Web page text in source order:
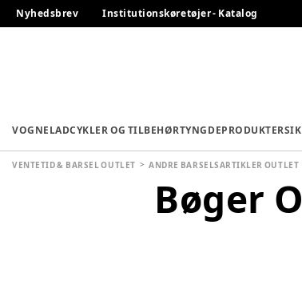
Nyhedsbrev Institutionskøretøjer - Katalog
VOGNELADCYKLER OG TILBEHØRTYNGDEPRODUKTER
VENTETID & BARSEL OUTLET ANDRE BARSELSARTIKLER OUTLET
Bøger